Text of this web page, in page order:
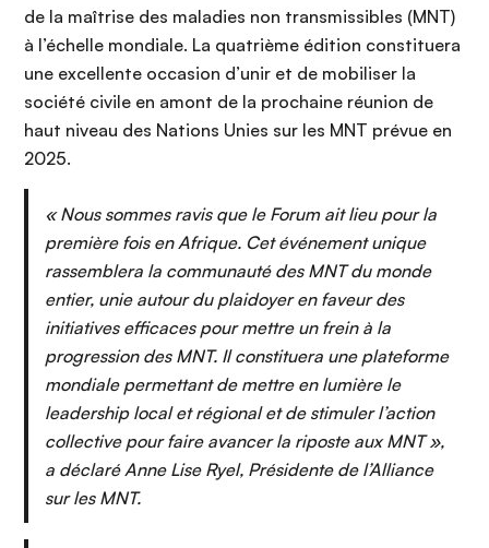
de la maîtrise des maladies non transmissibles (MNT)
à l’échelle mondiale. La quatrième édition constituera
une excellente occasion d’unir et de mobiliser la
société civile en amont de la prochaine réunion de
haut niveau des Nations Unies sur les MNT prévue en
2025.
« Nous sommes ravis que le Forum ait lieu pour la
première fois en Afrique. Cet événement unique
rassemblera la communauté des MNT du monde
entier, unie autour du plaidoyer en faveur des
initiatives efficaces pour mettre un frein à la
progression des MNT. Il constituera une plateforme
mondiale permettant de mettre en lumière le
leadership local et régional et de stimuler l’action
collective pour faire avancer la riposte aux MNT »,
a déclaré Anne Lise Ryel, Présidente de l’Alliance
sur les MNT.